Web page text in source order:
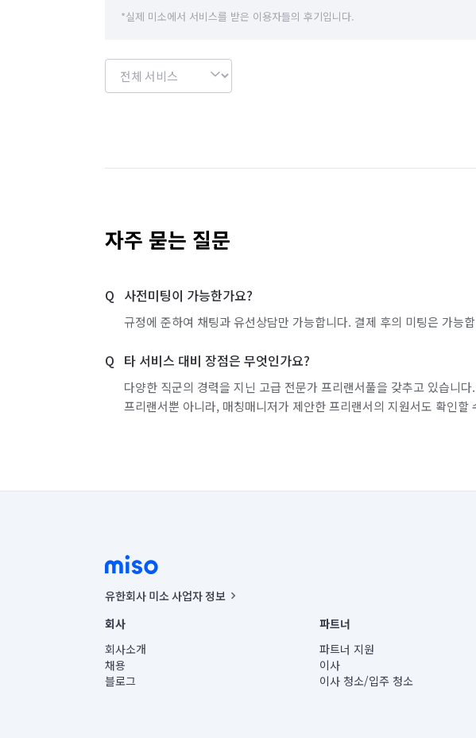
*실제 미소에서 서비스를 받은 이용자들의 후기입니다.
자주 묻는 질문
사전미팅이 가능한가요?
규정에 준하여 채팅과 유선상담만 가능합니다. 결제 후의 미팅은 가능
타 서비스 대비 장점은 무엇인가요?
다양한 직군의 경력을 지닌 고급 전문가 프리랜서풀을 갖추고 있습니
프리랜서뿐 아니라, 매칭매니저가 제안한 프리랜서의 지원서도 확인할
유한회사 미소 사업자 정보
사업자등록번호 : 291-87-00271 | 인허가번호 : 2016-3220163-14-5-00019 |
통신판매신고번호 : 2024-서울종로-1400(공정거래위원회 정보) |
대표이사 : CHING VICTOR COLUMBIA RHEE
주소 | 본사: 서울특별시 종로구 율곡로 6(중학동, 트윈트리빌딩) B동 5층
컨택센터 : 서울특별시 종로구 수송동 율곡로 24, 7층, 8층 미소
회사
회사소개
채용
블로그
파트너
파트너 지원
이사
이사 청소/입주 청소